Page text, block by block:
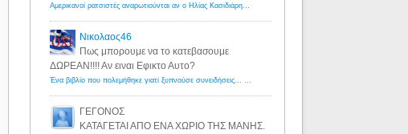
Αμερικανοί ρατσιστές αναρωτιούνται αν ο Ηλίας Κασιδιάρης ανήκει στη λευκή φυλή... - Λόγιος Ερμής
Νικολαος46
Πως μπορουμε να το κατεβασουμε
ΔΩΡΕΑΝ!!!! Αν ειναι Εφικτο Αυτο?
Ένα βιβλίο που πολεμήθηκε γιατί ξυπνούσε συνειδήσεις... - Λόγιος Ερμής | Η γνώση ξεκινάει με την αναζήτηση...
ΓΕΓΟΝΟΣ
ΚΑΤΑΓΕΤΑΙ ΑΠΟ ΕΝΑ ΧΩΡΙΟ ΤΗΣ ΜΑΝΗΣ.